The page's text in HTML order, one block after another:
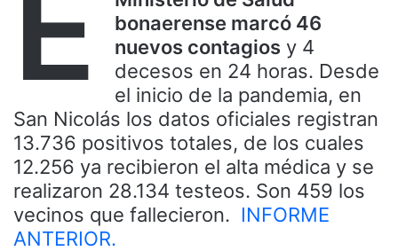
bonaerense marcó 46
nuevos contagios y 4
decesos en 24 horas. Desde
el inicio de la pandemia, en
San Nicolás los datos oficiales registran
13.736 positivos totales, de los cuales
12.256 ya recibieron el alta médica y se
realizaron 28.134 testeos. Son 459 los
vecinos que fallecieron. INFORME
ANTERIOR.